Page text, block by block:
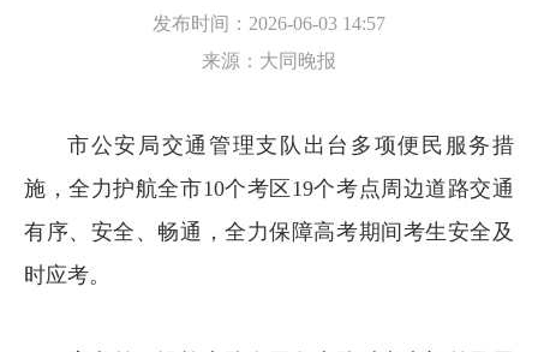
发布时间： 2026-06-03 14:57
来源： 大同晚报
市公安局交通管理支队出台多项便民服务措
施，全力护航全市10个考区19个考点周边道路交通
有序、安全、畅通，全力保障高考期间考生安全及
时应考。